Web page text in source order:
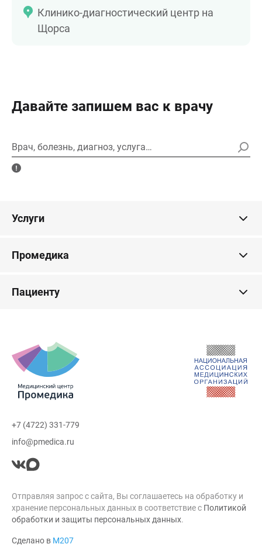
Клинико-диагностический центр на
Щорса
Давайте запишем вас к врачу
Врач, болезнь, диагноз, услуга…
Услуги
Промедика
Пациенту
+7 (4722) 331-779
info@pmedica.ru
Отправляя запрос с сайта, Вы соглашаетесь на обработку и
хранение персональных данных в соответствие с Политикой
обработки и защиты персональных данных.
Сделано в М207